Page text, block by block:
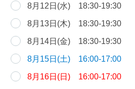
8月12日(水) 18:30-19:30
8月13日(木) 18:30-19:30
8月14日(金) 18:30-19:30
8月15日(土) 16:00-17:00
8月16日(日) 16:00-17:00